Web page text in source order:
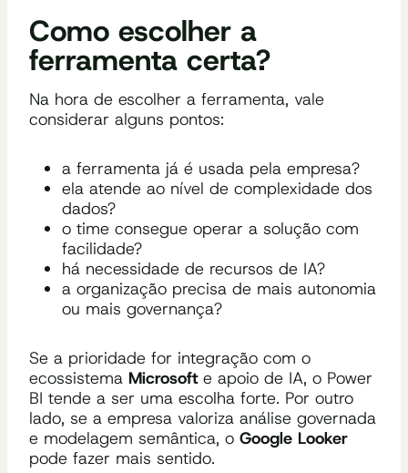
Como escolher a
ferramenta certa?
Na hora de escolher a ferramenta, vale
considerar alguns pontos:
a ferramenta já é usada pela empresa?
ela atende ao nível de complexidade dos
dados?
o time consegue operar a solução com
facilidade?
há necessidade de recursos de IA?
a organização precisa de mais autonomia
ou mais governança?
Se a prioridade for integração com o
ecossistema Microsofte apoio de IA, o Power
BI tende a ser uma escolha forte. Por outro
lado, se a empresa valoriza análise governada
e modelagem semântica, o Google Looker
pode fazer mais sentido.